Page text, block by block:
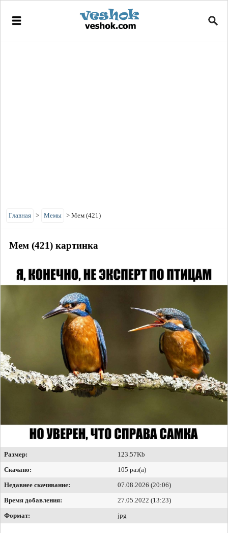
Главная > Мемы > Мем (421)
Мем (421) картинка
Размер:
123.57Kb
Скачано:
105 раз(а)
Недавнее скачивание:
07.08.2026 (20:06)
Время добавления:
27.05.2022 (13:23)
Формат:
jpg